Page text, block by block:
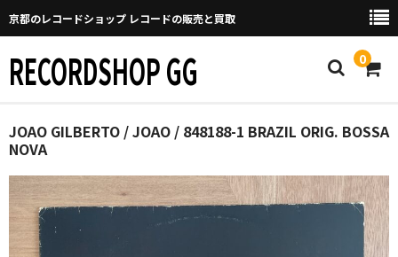
京都のレコードショップ レコードの販売と買取
RECORDSHOP GG 0
Home
GGについて
買取について
JOAO GILBERTO / JOAO / 848188-1 BRAZIL ORIG. BOSSA
NOVA